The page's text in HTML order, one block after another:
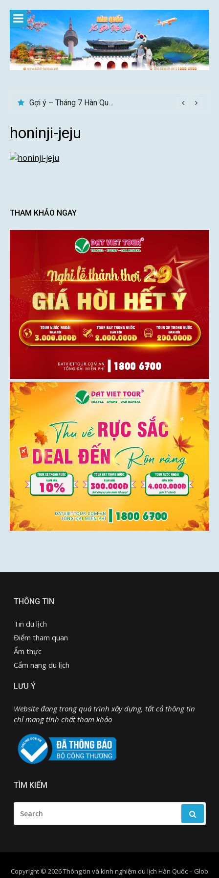
content
Gợi ý – Tháng 7 Hàn Quốc nên đi đâu, mặc gì đẹp?
honinji-jeju
THAM KHẢO NGAY
THÔNG TIN
Tin du lịch
Điểm tham quan
Ẩm thực
Cẩm nang du lịch
LƯU Ý
Website đang trong quá trình xây dựng, tất cả thông tin
chỉ mang tính chất tham khảo
TÌM KIẾM
FOR:
Copyright © 2026 Thông tin và kinh nghiệm du lịch Hàn Quốc– Glob